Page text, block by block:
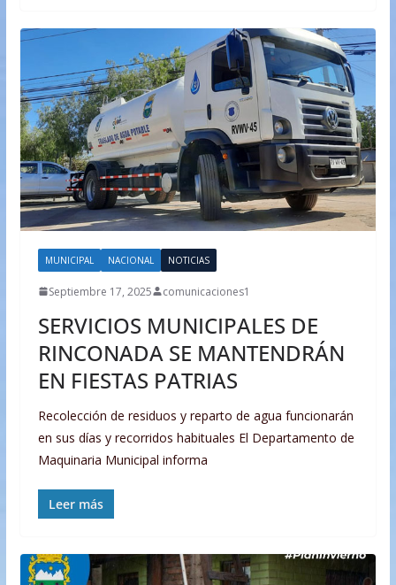
MUNICIPAL NACIONAL NOTICIAS
Septiembre 17, 2025 comunicaciones1
SERVICIOS MUNICIPALES DE
RINCONADA SE MANTENDRÁN
EN FIESTAS PATRIAS
Recolección de residuos y reparto de agua funcionarán
en sus días y recorridos habituales El Departamento de
Maquinaria Municipal informa
Leer más